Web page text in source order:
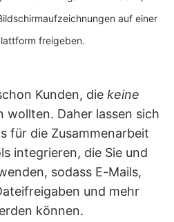
auf einer
freigeben.
Kunden, die keine
wollten. Daher lassen sich
für die Zusammenarbeit
integrieren, die Sie und
sodass E-Mails,
und mehr
können.